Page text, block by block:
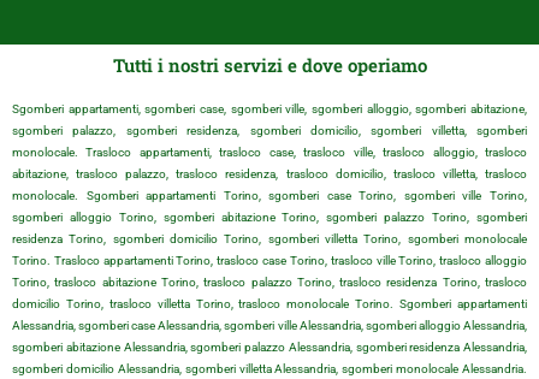
Tutti i nostri servizi e dove operiamo
Sgomberi appartamenti, sgomberi case, sgomberi ville, sgomberi alloggio, sgomberi abitazione,
sgomberi palazzo, sgomberi residenza, sgomberi domicilio, sgomberi villetta, sgomberi
monolocale. Trasloco appartamenti, trasloco case, trasloco ville, trasloco alloggio, trasloco
abitazione, trasloco palazzo, trasloco residenza, trasloco domicilio, trasloco villetta, trasloco
monolocale. Sgomberi appartamenti Torino, sgomberi case Torino, sgomberi ville Torino,
sgomberi alloggio Torino, sgomberi abitazione Torino, sgomberi palazzo Torino, sgomberi
residenza Torino, sgomberi domicilio Torino, sgomberi villetta Torino, sgomberi monolocale
Torino. Trasloco appartamenti Torino, trasloco case Torino, trasloco ville Torino, trasloco alloggio
Torino, trasloco abitazione Torino, trasloco palazzo Torino, trasloco residenza Torino, trasloco
domicilio Torino, trasloco villetta Torino, trasloco monolocale Torino. Sgomberi appartamenti
Alessandria, sgomberi case Alessandria, sgomberi ville Alessandria, sgomberi alloggio Alessandria,
sgomberi abitazione Alessandria, sgomberi palazzo Alessandria, sgomberi residenza Alessandria,
sgomberi domicilio Alessandria, sgomberi villetta Alessandria, sgomberi monolocale Alessandria.